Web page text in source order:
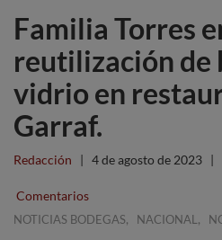
Familia Torres
reutilización de
vidrio en
Garraf.
Redacción | 4 de agosto de 2023 |
Comentarios
NOTICIAS BODEGAS, NACIONAL ,